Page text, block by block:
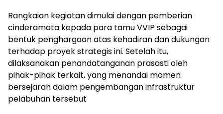
Rangkaian kegiatan dimulai dengan pemberian
cinderamata kepada para tamu VVIP sebagai
bentuk penghargaan atas kehadiran dan dukungan
terhadap proyek strategis ini. Setelah itu,
dilaksanakan penandatanganan prasasti oleh
pihak-pihak terkait, yang menandai momen
bersejarah dalam pengembangan infrastruktur
pelabuhan tersebut